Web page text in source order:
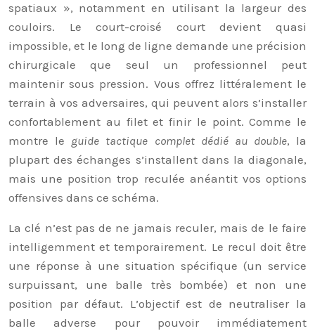
spatiaux », notamment en utilisant la largeur des
couloirs. Le court-croisé court devient quasi
impossible, et le long de ligne demande une précision
chirurgicale que seul un professionnel peut
maintenir sous pression. Vous offrez littéralement le
terrain à vos adversaires, qui peuvent alors s’installer
confortablement au filet et finir le point. Comme le
montre le guide tactique complet dédié au double, la
plupart des échanges s’installent dans la diagonale,
mais une position trop reculée anéantit vos options
offensives dans ce schéma.
La clé n’est pas de ne jamais reculer, mais de le faire
intelligemment et temporairement. Le recul doit être
une réponse à une situation spécifique (un service
surpuissant, une balle très bombée) et non une
position par défaut. L’objectif est de neutraliser la
balle adverse pour pouvoir immédiatement